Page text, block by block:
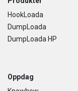
Footer
HookLoada
DumpLoada
DumpLoada HP
Oppdag